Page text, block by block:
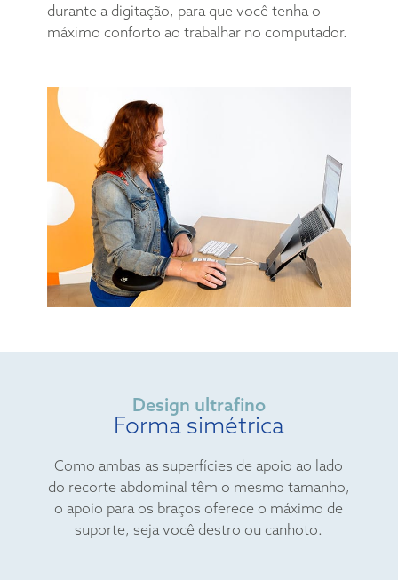
durante a digitação, para que você tenha o
máximo conforto ao trabalhar no computador.
Design ultrafino
Forma simétrica
Como ambas as superfícies de apoio ao lado
do recorte abdominal têm o mesmo tamanho,
o apoio para os braços oferece o máximo de
suporte, seja você destro ou canhoto.